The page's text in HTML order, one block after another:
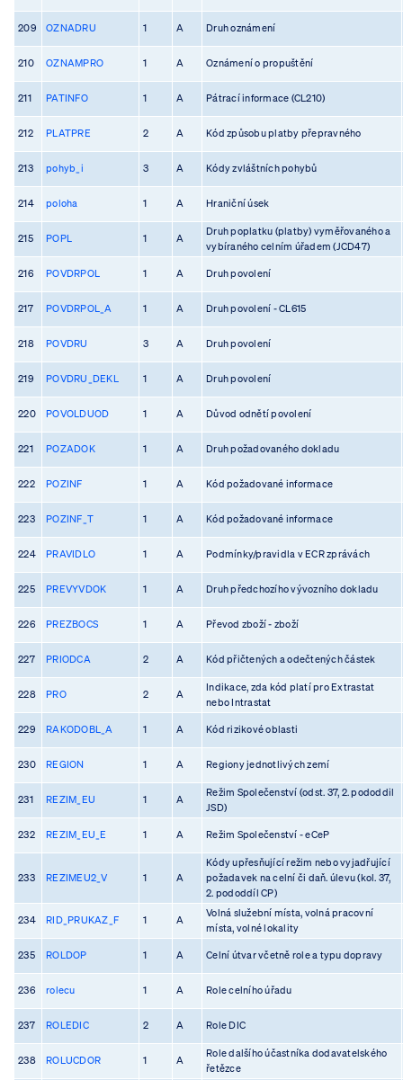
209 OZNADRU 1 A Druh oznámení
210 OZNAMPRO 1 A Oznámení o propuštění
211 PATINFO 1 A Pátrací informace (CL210)
212 PLATPRE 2 A Kód způsobu platby přepravného
213 pohyb_i 3 A Kódy zvláštních pohybů
214 poloha 1 A Hraniční úsek
215 POPL 1 A
Druh poplatku (platby) vyměřovaného a
vybíraného celním úřadem (JCD47)
216 POVDRPOL 1 A Druh povolení
217 POVDRPOL_A 1 A Druh povolení - CL615
218 POVDRU 3 A Druh povolení
219 POVDRU_DEKL 1 A Druh povolení
220 POVOLDUOD 1 A Důvod odnětí povolení
221 POZADOK 1 A Druh požadovaného dokladu
222 POZINF 1 A Kód požadované informace
223 POZINF_T 1 A Kód požadované informace
224 PRAVIDLO 1 A Podmínky/pravidla v ECR zprávách
225 PREVYVDOK 1 A Druh předchozího vývozního dokladu
226 PREZBOCS 1 A Převod zboží - zboží
227 PRIODCA 2 A Kód přičtených a odečtených částek
228 PRO 2 A
Indikace, zda kód platí pro Extrastat
nebo Intrastat
229 RAKODOBL_A 1 A Kód rizikové oblasti
230 REGION 1 A Regiony jednotlivých zemí
231 REZIM_EU 1 A
Režim Společenství (odst. 37, 2. pododdil
JSD)
232 REZIM_EU_E 1 A Režim Společenství - eCeP
233 REZIMEU2_V 1 A
Kódy upřesňující režim nebo vyjadřující
požadavek na celní či daň. úlevu (kol. 37,
2. pododdíl CP)
234 RID_PRUKAZ_F 1 A
Volná služební místa, volná pracovní
místa, volné lokality
235 ROLDOP 1 A Celní útvar včetně role a typu dopravy
236 rolecu 1 A Role celního úřadu
237 ROLEDIC 2 A Role DIC
238 ROLUCDOR 1 A
Role dalšího účastníka dodavatelského
řetězce